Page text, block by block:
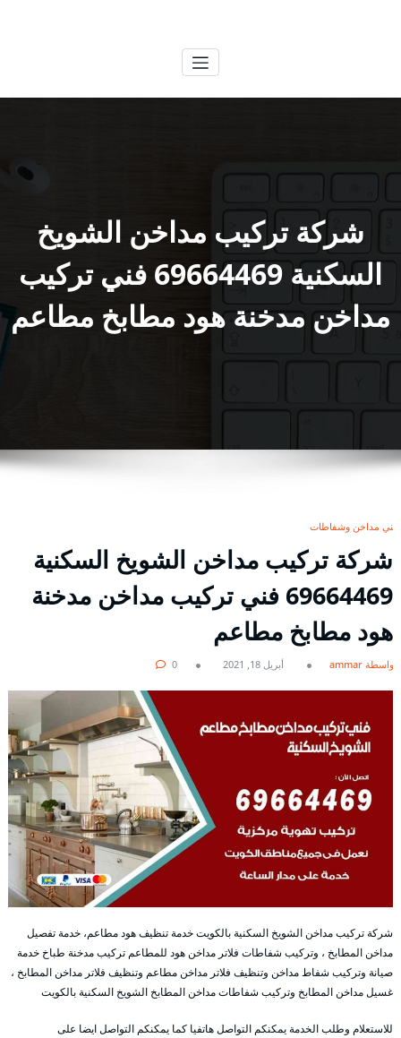
شركة تركيب مداخن الشويخ
السكنية 69664469 فني تركيب
مداخن مدخنة هود مطابخ مطاعم
فني مداخن وشفاطات
شركة تركيب مداخن الشويخ السكنية
69664469 فني تركيب مداخن مدخنة
هود مطابخ مطاعم
بواسطة ammar أبريل 18, 2021 0
شركة تركيب مداخن الشويخ السكنية بالكويت خدمة تنظيف هود مطاعم، خدمة تفصيل
مداخن المطابخ ، وتركيب شفاطات فلاتر مداخن هود للمطاعم تركيب مدخنة طباخ خدمة
صيانة وتركيب شفاط مداخن وتنظيف فلاتر مداخن مطاعم وتنظيف فلاتر مداخن المطابخ ،
غسيل مداخن المطابخ وتركيب شفاطات مداخن المطابخ الشويخ السكنية بالكويت
للاستعلام وطلب الخدمة يمكنكم التواصل هاتفيا كما يمكنكم التواصل ايضا على